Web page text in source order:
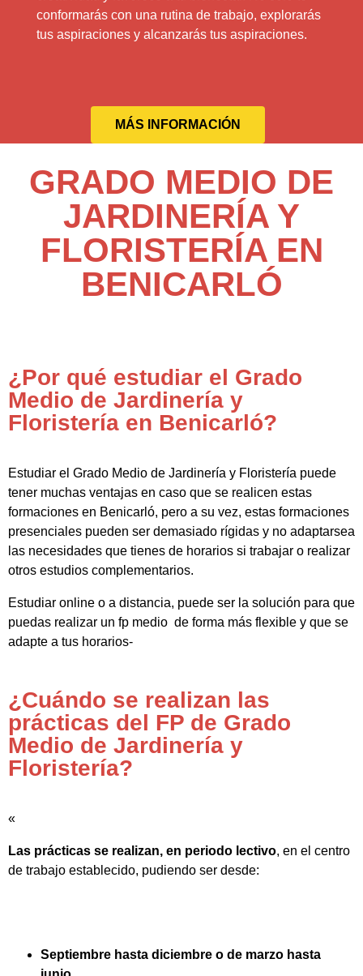
conformarás con una rutina de trabajo, explorarás
tus aspiraciones y alcanzarás tus aspiraciones.
MÁS INFORMACIÓN
GRADO MEDIO DE
JARDINERÍA Y
FLORISTERÍA EN
BENICARLÓ
¿Por qué estudiar el Grado
Medio de Jardinería y
Floristería en Benicarló?
Estudiar el Grado Medio de Jardinería y Floristería puede
tener muchas ventajas en caso que se realicen estas
formaciones en Benicarló, pero a su vez, estas formaciones
presenciales pueden ser demasiado rígidas y no adaptarsea
las necesidades que tienes de horarios si trabajar o realizar
otros estudios complementarios.
Estudiar online o a distancia, puede ser la solución para que
puedas realizar un fp medio de forma más flexible y que se
adapte a tus horarios-
¿Cuándo se realizan las
prácticas del FP de Grado
Medio de Jardinería y
Floristería?
«
Las prácticas se realizan, en periodo lectivo, en el centro
de trabajo establecido, pudiendo ser desde:
Septiembre hasta diciembre o de marzo hasta